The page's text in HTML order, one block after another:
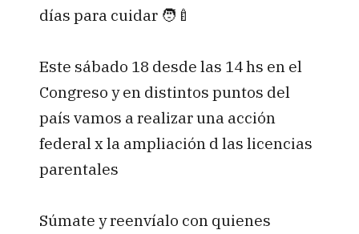
días para cuidar 🧑‍🍼
Este sábado 18 desde las 14 hs en el
Congreso y en distintos puntos del
país vamos a realizar una acción
federal x la ampliación d las licencias
parentales
Súmate y reenvíalo con quienes